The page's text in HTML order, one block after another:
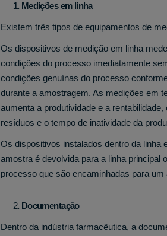
1. Medições em linha
Existem três tipos de equipamentos de
Os dispositivos de medição em linha
condições do processo imediatamente
condições genuínas do processo
durante a amostragem. As medições em
aumenta a produtividade e a
resíduos e o tempo de inatividade da
Os dispositivos instalados dentro da linha
amostra é devolvida para a linha principal
processo que são encaminhadas para
2. Documentação
Dentro da indústria farmacêutica, a